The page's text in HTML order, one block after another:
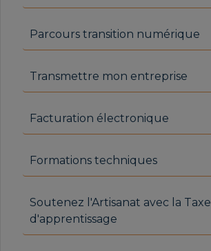
Parcours transition numérique
Transmettre mon entreprise
Facturation électronique
Formations techniques
Soutenez l'Artisanat avec la Taxe
d'apprentissage